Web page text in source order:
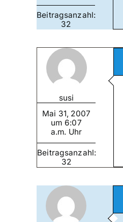
Beitragsanzahl:
32
susi
Mai 31, 2007
um 6:07
a.m. Uhr
Beitragsanzahl:
32